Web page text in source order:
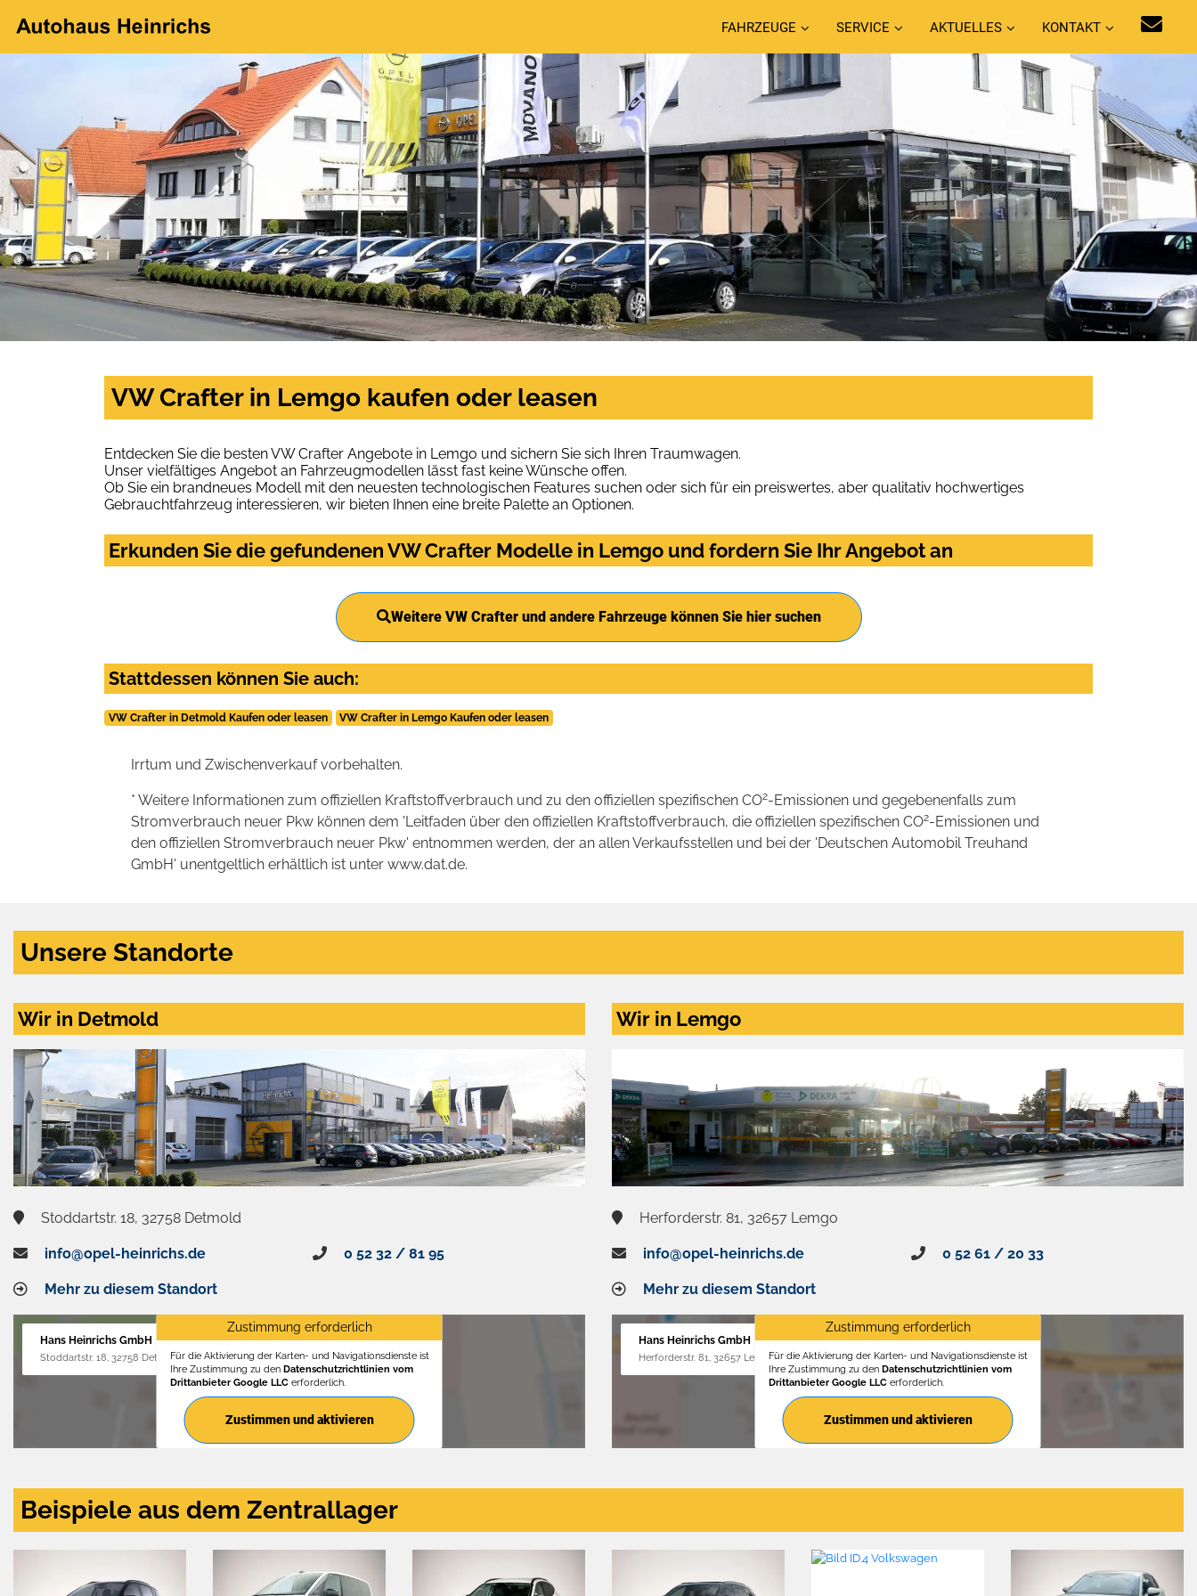
FAHRZEUGE SERVICE AKTUELLES KONTAKT
VW Crafter in Lemgo kaufen oder leasen
Entdecken Sie die besten VW Crafter Angebote in Lemgo und sichern Sie sich Ihren Traumwagen.
Unser vielfältiges Angebot an Fahrzeugmodellen lässt fast keine Wünsche offen.
Ob Sie ein brandneues Modell mit den neuesten technologischen Features suchen oder sich für ein preiswertes, aber qualitativ hochwertiges
Gebrauchtfahrzeug interessieren, wir bieten Ihnen eine breite Palette an Optionen.
Erkunden Sie die gefundenen VW Crafter Modelle in Lemgo und fordern Sie Ihr Angebot an
Weitere VW Crafter und andere Fahrzeuge können Sie hier suchen
Stattdessen können Sie auch:
VW Crafter in Detmold Kaufen oder leasen VW Crafter in Lemgo Kaufen oder leasen
Irrtum und Zwischenverkauf vorbehalten.
* Weitere Informationen zum offiziellen Kraftstoffverbrauch und zu den offiziellen spezifischen CO2-Emissionen und gegebenenfalls zum
Stromverbrauch neuer Pkw können dem 'Leitfaden über den offiziellen Kraftstoffverbrauch, die offiziellen spezifischen CO2-Emissionen und
den offiziellen Stromverbrauch neuer Pkw' entnommen werden, der an allen Verkaufsstellen und bei der 'Deutschen Automobil Treuhand
GmbH' unentgeltlich erhältlich ist unter www.dat.de.
Unsere Standorte
Wir in Detmold
Stoddartstr. 18, 32758 Detmold
info@opel-heinrichs.de 0 52 32 / 81 95
Mehr zu diesem Standort
Hans Heinrichs GmbH
Stoddartstr. 18, 32758 Detmold
Zustimmung erforderlich
Für die Aktivierung der Karten- und Navigationsdienste ist
Ihre Zustimmung zu den Datenschutzrichtlinien vom
Drittanbieter Google LLCerforderlich.
Zustimmen und aktivieren
Wir in Lemgo
Herforderstr. 81, 32657 Lemgo
info@opel-heinrichs.de 0 52 61 / 20 33
Mehr zu diesem Standort
Hans Heinrichs GmbH
Herforderstr. 81, 32657 Lemgo
Zustimmung erforderlich
Für die Aktivierung der Karten- und Navigationsdienste ist
Ihre Zustimmung zu den Datenschutzrichtlinien vom
Drittanbieter Google LLCerforderlich.
Zustimmen und aktivieren
Beispiele aus dem Zentrallager